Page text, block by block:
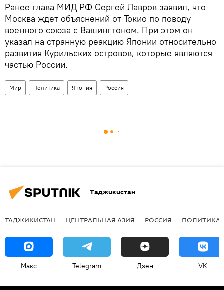
Ранее глава МИД РФ Сергей Лавров заявил, что
Москва ждет объяснений от Токио по поводу
военного союза с Вашингтоном. При этом он
указал на странную реакцию Японии относительно
развития Курильских островов, которые являются
частью России.
Мир Политика Япония Россия
Таджикистан
ТАДЖИКИСТАН ЦЕНТРАЛЬНАЯ АЗИЯ РОССИЯ ПОЛИТИКА
Макс Telegram Дзен VK